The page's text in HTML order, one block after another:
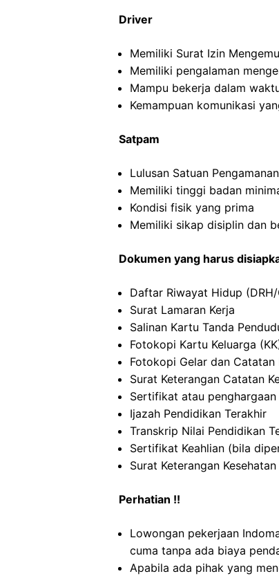
Driver
Memiliki Surat Izin
Memiliki pengalaman
Mampu bekerja dalam
Kemampuan komunikasi
Satpam
Lulusan Satuan
Memiliki tinggi badan
Kondisi fisik yang prima
Memiliki sikap disiplin dan
Dokumen yang harus
Daftar Riwayat Hidup (DRH/
Surat Lamaran Kerja
Salinan Kartu Tanda
Fotokopi Kartu Keluarga
Fotokopi Gelar dan Catatan
Surat Keterangan Catatan
Sertifikat atau penghargaan
Ijazah Pendidikan Terakhir
Transkrip Nilai Pendidikan
Sertifikat Keahlian (bila
Surat Keterangan Kesehatan
Perhatian !!
Lowongan pekerjaan
cuma tanpa ada biaya
Apabila ada pihak yang